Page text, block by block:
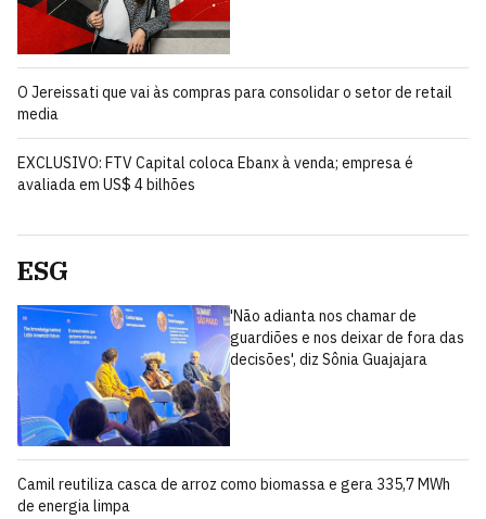
O Jereissati que vai às compras para consolidar o setor de retail
media
EXCLUSIVO: FTV Capital coloca Ebanx à venda; empresa é
avaliada em US$ 4 bilhões
ESG
'Não adianta nos chamar de
guardiões e nos deixar de fora das
decisões', diz Sônia Guajajara
Camil reutiliza casca de arroz como biomassa e gera 335,7 MWh
de energia limpa